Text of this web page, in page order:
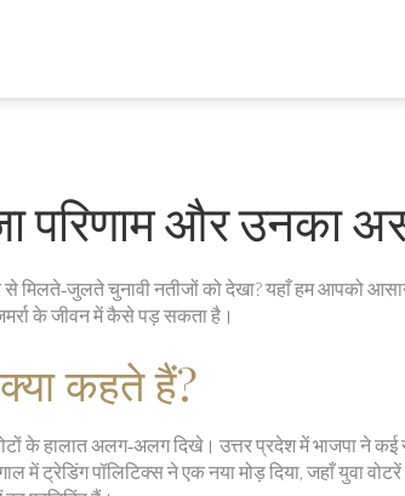
परिणाम और उनका
मिलते‑जुलते चुनावी नतीजों को देखा? यहाँ हम आपको
के जीवन में कैसे पड़ सकता है।
कहते हैं?
के हालात अलग‑अलग दिखे। उत्तर प्रदेश में भाजपा ने कई
में ट्रेडिंग पॉलिटिक्स ने एक नया मोड़ दिया, जहाँ युवा